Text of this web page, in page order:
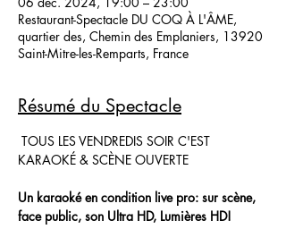
Restaurant-Spectacle DU COQ À L'ÂME,
quartier des, Chemin des Emplaniers, 13920
Saint-Mitre-les-Remparts, France
Résumé du Spectacle
TOUS LES VENDREDIS SOIR C'EST
KARAOKÉ & SCÈNE OUVERTE
Un karaoké en condition live pro: sur scène,
face public, son Ultra HD, Lumières HD!